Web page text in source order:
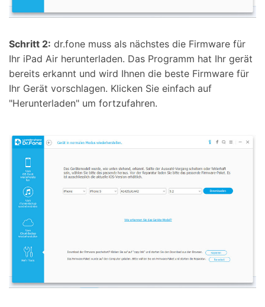
Schritt 2: dr.fone muss als nächstes die Firmware für
Ihr iPad Air herunterladen. Das Programm hat Ihr gerät
bereits erkannt und wird Ihnen die beste Firmware für
Ihr Gerät vorschlagen. Klicken Sie einfach auf
"Herunterladen" um fortzufahren.